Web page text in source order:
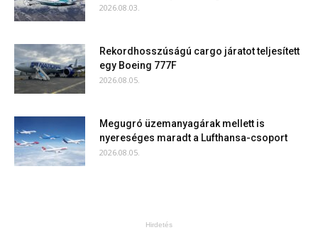
2026.08.03.
Rekordhosszúságú cargo járatot teljesített
egy Boeing 777F
2026.08.05.
Megugró üzemanyagárak mellett is
nyereséges maradt a Lufthansa-csoport
2026.08.05.
Hirdetés